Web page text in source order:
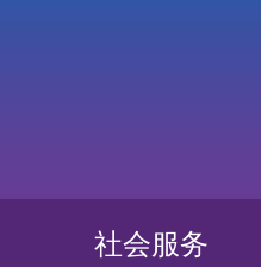
社会服务